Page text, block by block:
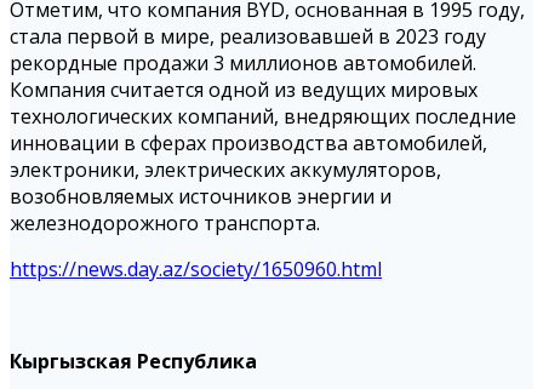
Отметим, что компания BYD, основанная в 1995 году,
стала первой в мире, реализовавшей в 2023 году
рекордные продажи 3 миллионов автомобилей.
Компания считается одной из ведущих мировых
технологических компаний, внедряющих последние
инновации в сферах производства автомобилей,
электроники, электрических аккумуляторов,
возобновляемых источников энергии и
железнодорожного транспорта.
https://news.day.az/society/1650960.html
Кыргызская Республика